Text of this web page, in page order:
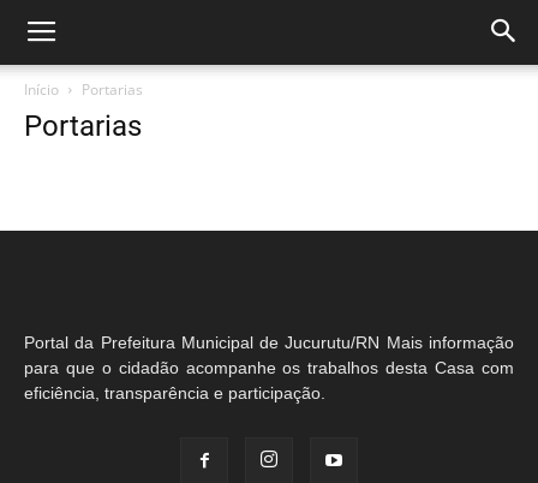
Início Portarias
Portarias
Portal da Prefeitura Municipal de Jucurutu/RN Mais informação
para que o cidadão acompanhe os trabalhos desta Casa com
eficiência, transparência e participação.